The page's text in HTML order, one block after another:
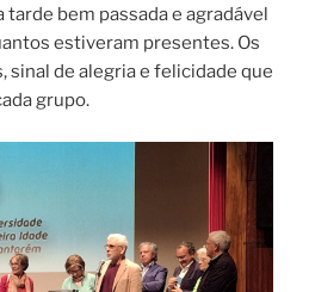
tarde bem passada e agradável
estiveram presentes. Os
sinal de alegria e felicidade que
grupo.